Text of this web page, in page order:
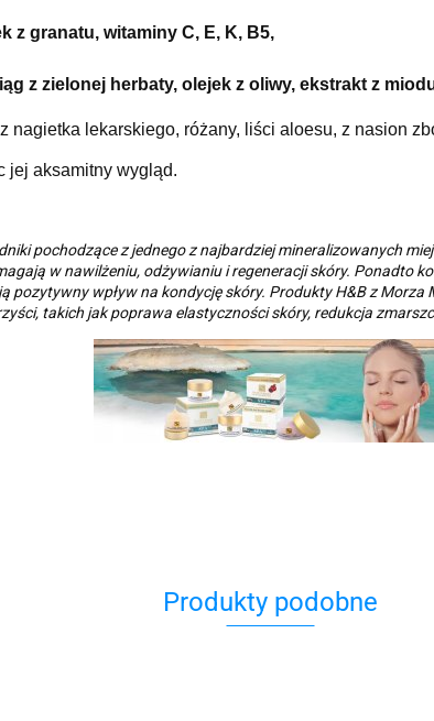
z granatu, witaminy C, E, K, B5,
z zielonej herbaty, olejek z oliwy, ekstrakt z
nagietka lekarskiego, różany, liści aloesu, z nasion
jej aksamitny wygląd.
pochodzące z jednego z najbardziej mineralizowanych
w nawilżeniu, odżywianiu i regeneracji skóry. Ponadto
pozytywny wpływ na kondycję skóry. Produkty H&B z
takich jak poprawa elastyczności skóry, redukcja
Produkty podobne